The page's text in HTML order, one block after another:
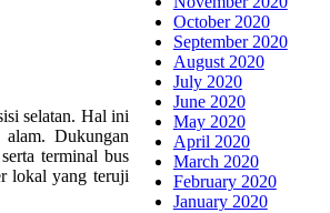
selatan. Hal ini
Dukungan
terminal bus
lokal yang teruji
October 2020
September 2020
August 2020
July 2020
June 2020
May 2020
April 2020
March 2020
February 2020
January 2020